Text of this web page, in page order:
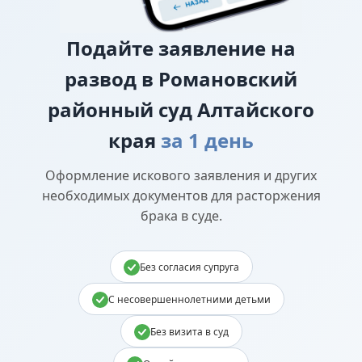
Подайте заявление на
развод в Романовский
районный суд Алтайского
края за 1 день
Оформление искового заявления и других
необходимых документов для расторжения
брака в суде.
Без согласия супруга
С несовершеннолетними детьми
Без визита в суд